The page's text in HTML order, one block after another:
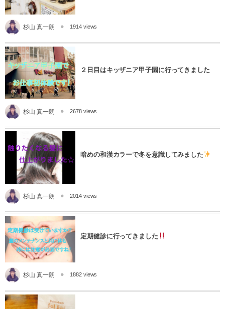
杉山 真一朗 1914 views
２日目はキッザニア甲子園に行ってきました
杉山 真一朗 2678 views
暗めの和漢カラーで冬を意識してみました
杉山 真一朗 2014 views
定期健診に行ってきました
杉山 真一朗 1882 views